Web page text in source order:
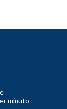
minuto